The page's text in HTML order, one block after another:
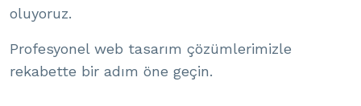
oluyoruz.
Profesyonel web tasarım çözümlerimizle
rekabette bir adım öne geçin.